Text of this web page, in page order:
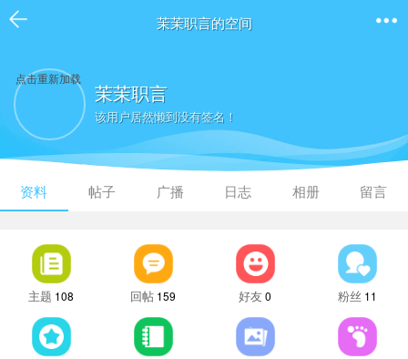
茉茉职言的空间
点击重新加载
茉茉职言
该用户居然懒到没有签名！
资料 帖子 广播 日志 相册 留言
主题 108 回帖 159 好友0 粉丝 11